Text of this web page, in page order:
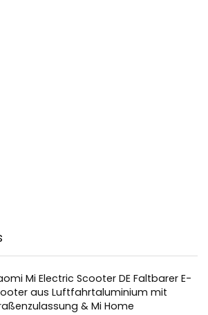
Mi Electric Scooter DE Faltbarer E-
aus Luftfahrtaluminium mit
& Mi Home